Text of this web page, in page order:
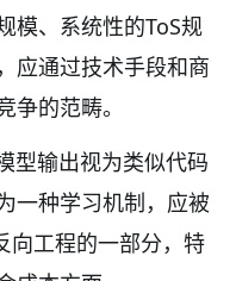
模、系统性的ToS规
应通过技术手段和商
争的范畴。
型输出视为类似代码
一种学习机制，应被
向工程的一部分，特